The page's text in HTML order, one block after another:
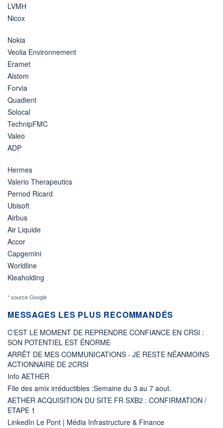
LVMH
Nicox
Nokia
Veolia Environnement
Eramet
Alstom
Forvia
Quadient
Solocal
TechnipFMC
Valeo
ADP
Hermes
Valerio Therapeutics
Pernod Ricard
Ubisoft
Airbus
Air Liquide
Accor
Capgemini
Worldline
Kleaholding
* source Google
MESSAGES LES PLUS RECOMMANDÉS
C'EST LE MOMENT DE REPRENDRE CONFIANCE EN CRSI :
SON POTENTIEL EST ÉNORME
ARRÊT DE MES COMMUNICATIONS - JE RESTE NÉANMOINS
ACTIONNAIRE DE 2CRSI
Info AETHER
File des amix irréductibles :Semaine du 3 au 7 aout.
AETHER ACQUISITION DU SITE FR SXB2 : CONFIRMATION /
ETAPE 1
LinkedIn Le Pont | Média Infrastructure & Finance